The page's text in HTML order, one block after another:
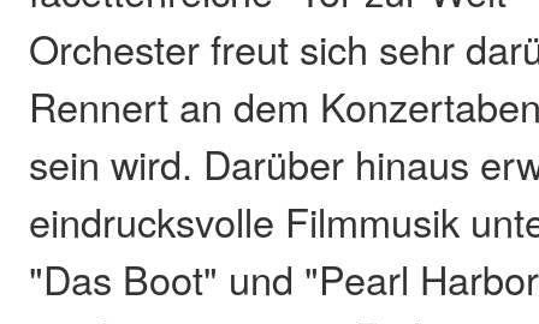
Orchester freut sich sehr
Rennert an dem
sein wird. Darüber hinaus
eindrucksvolle Filmmusik
"Das Boot" und "Pearl